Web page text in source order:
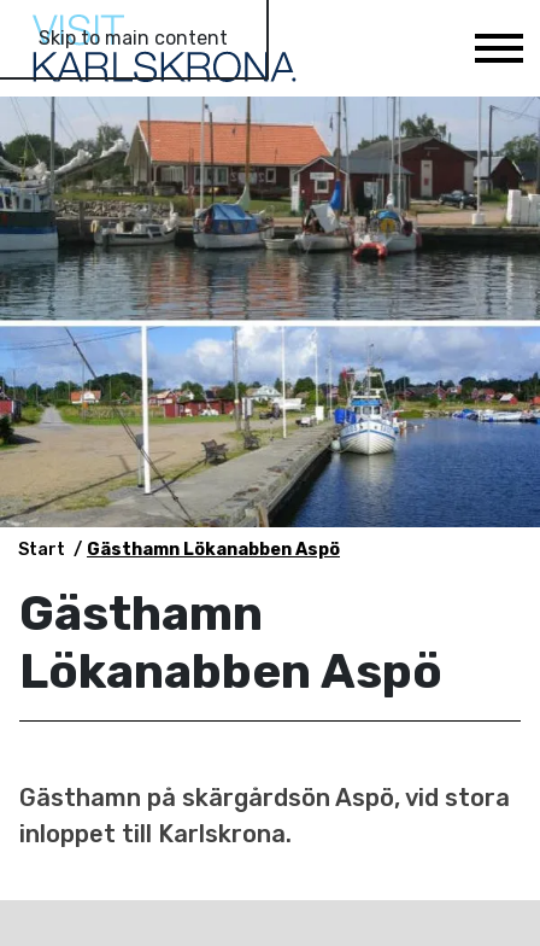
Skip to main content
Start Gästhamn Lökanabben Aspö
Gästhamn
Lökanabben Aspö
Gästhamn på skärgårdsön Aspö, vid stora
inloppet till Karlskrona.